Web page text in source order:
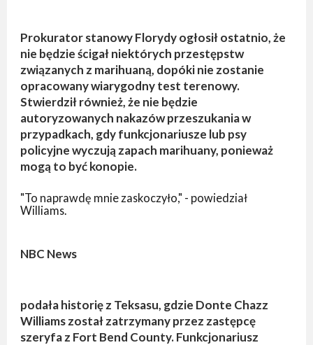
Prokurator stanowy Florydy ogłosił ostatnio, że
nie będzie ścigał niektórych przestępstw
związanych z marihuaną, dopóki nie zostanie
opracowany wiarygodny test terenowy.
Stwierdził również, że nie będzie
autoryzowanych nakazów przeszukania w
przypadkach, gdy funkcjonariusze lub psy
policyjne wyczują zapach marihuany, ponieważ
mogą to być konopie.
"To naprawdę mnie zaskoczyło," - powiedział
Williams.
NBC News
podała historię z Teksasu, gdzie Donte Chazz
Williams został zatrzymany przez zastępcę
szeryfa z Fort Bend County. Funkcjonariusz